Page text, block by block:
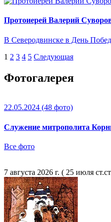
Протоиерей Валерий
В Северодвинске в День
1 2 3 4 5 Следующая
Фотогалерея
22.05.2024 (48 фото)
Служение митрополита
Все фото
7 августа 2026 г. ( 25 июля